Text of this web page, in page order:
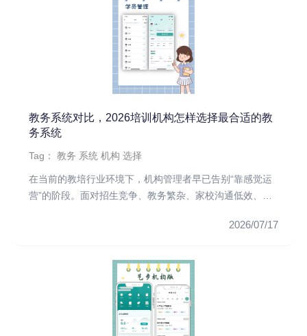
教务系统对比，2026培训机构怎样选择最合适的教
务系统
Tag：教务 系统 机构 选择
在当前的教培行业环境下，机构管理者早已告别“靠感觉运
营”的阶段。面对招生竞争、教务繁杂、家校沟通低效、财
2026/07/17